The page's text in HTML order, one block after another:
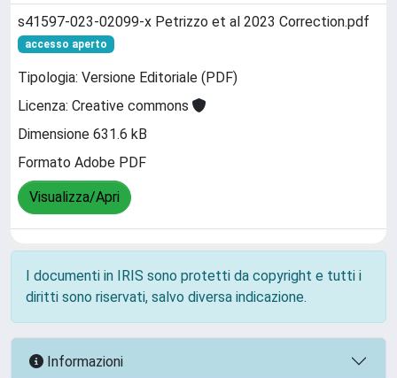
s41597-023-02099-x Petrizzo et al 2023 Correction.pdf
accesso aperto
Tipologia: Versione Editoriale (PDF)
Licenza: Creative commons
Dimensione 631.6 kB
Formato Adobe PDF
Visualizza/Apri
I documenti in IRIS sono protetti da copyright e tutti i
diritti sono riservati, salvo diversa indicazione.
Informazioni